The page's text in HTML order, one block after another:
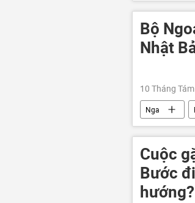
Pháp luật
Bộ
Nhật
10 Tháng
Nga
Nhật Bản
Cuộc
Bước
hướng?